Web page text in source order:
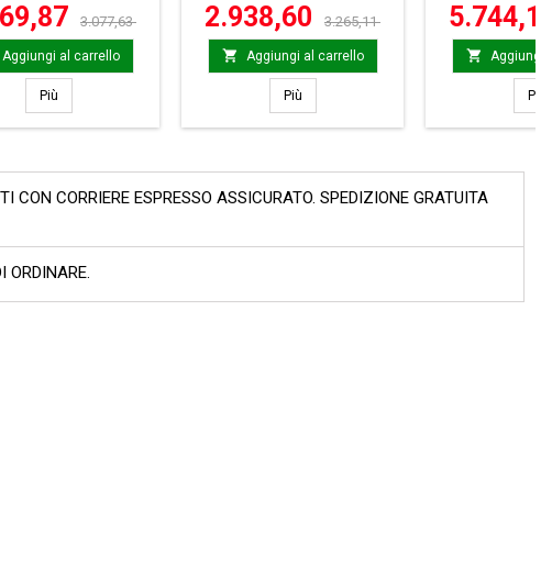
3.077,63
Aggiungi al carrello
PiùMilltek SSXLR147
2.938,60 3.265,11
 Aggiungi al carrello
PiùMilltek SSXVW422

CORRIERE ESPRESSO ASSICURATO. SPEDIZIONE GRATUITA
ORDINARE.